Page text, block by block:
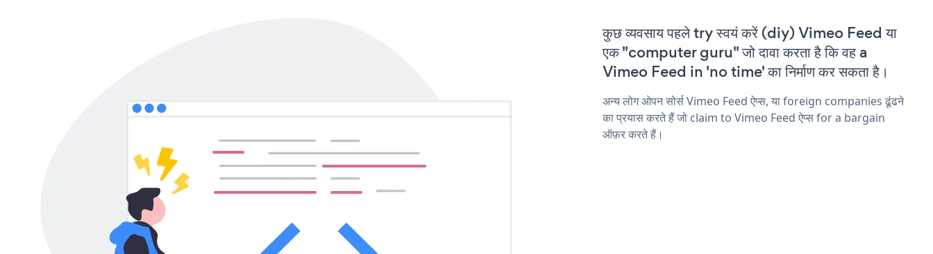
कुछ व्यवसाय पहले try स्वयं करें (diy) Vimeo Feed या
एक "computer guru" जो दावा करता है कि वह a
Vimeo Feed in 'no time' का निर्माण कर सकता है।
अन्य लोग ओपन सोर्स Vimeo Feed ऐप्स, या foreign companies ढूंढने
का प्रयास करते हैं जो claim to Vimeo Feed ऐप्स for a bargain
ऑफ़र करते हैं।